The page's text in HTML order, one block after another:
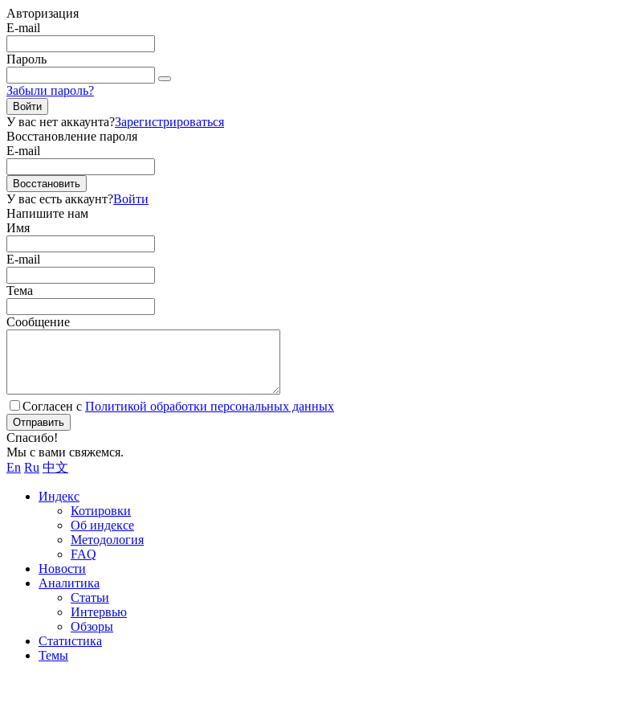
Авторизация
E-mail
Пароль
Забыли пароль?
Войти
У вас нет аккаунта?Зарегистрироваться
Восстановление пароля
E-mail
Восстановить
У вас есть аккаунт?Войти
Напишите нам
Имя
E-mail
Тема
Сообщение
Согласен с Политикой обработки персональных данных
Отправить
Спасибо!
Мы с вами свяжемся.
En Ru 中文
Индекс
Котировки
Об индексе
Методология
FAQ
Новости
Аналитика
Статьи
Интервью
Обзоры
Статистика
Темы